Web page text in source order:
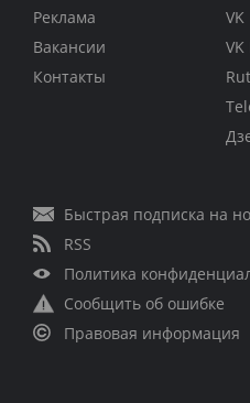
Реклама
Вакансии
Контакты
VK
Быстрая подписка на
RSS
Политика
Сообщить об ошибке
Правовая информация